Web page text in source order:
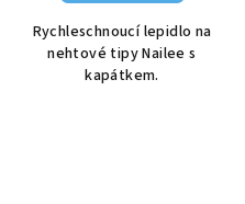
Rychleschnoucí lepidlo na
nehtové tipy Nailee s
kapátkem.